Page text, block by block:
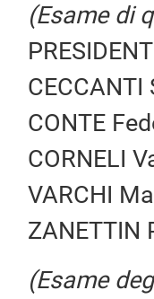
(Esame di
CONTE
CORNELI
VARCHI
ZANETTIN
(Esame